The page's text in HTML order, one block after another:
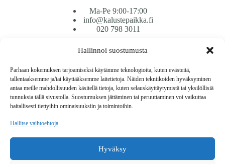
Hallinnoi suostumusta
Parhaan kokemuksen tarjoamiseksi käytämme teknologioita, kuten evästeitä,
tallentaaksemme ja/tai käyttääksemme laitetietoja. Näiden tekniikoiden hyväksyminen
antaa meille mahdollisuuden käsitellä tietoja, kuten selauskäyttäytymistä tai yksilöllisiä
tunnuksia tällä sivustolla. Suostumuksen jättäminen tai peruuttaminen voi vaikuttaa
haitallisesti tiettyihin ominaisuuksiin ja toimintoihin.
Hallitse vaihtoehtoja
Hyväksy
Ma-Pe 9:00-17:00
info@kalustepaikka.fi
020 798 3011
Tavarantoimitus / Maksutavat
Toimitustavat
Maksutavat
Vaihto ja palautus
Reklamaatiot
Copyright © 2026 Kalustepaikka